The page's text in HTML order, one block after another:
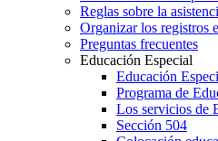
Reglas sobre la
Organizar los registros
Preguntas frecuentes
Educación Especial
Educación
Programa de
Los servicios de
Sección 504